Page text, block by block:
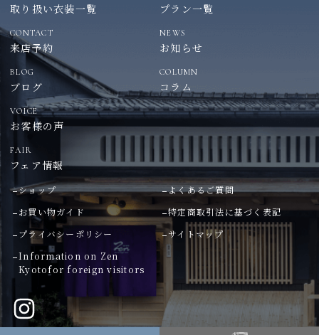
取り扱い衣装一覧 プラン一覧
CONTACT
来店予約
NEWS
お知らせ
BLOG
ブログ
COLUMN
コラム
VOICE
お客様の声
FAIR
フェア情報
ショップ
よくあるご質問
お買い物ガイド
特定商取引法に基づく表記
プライバシーポリシー
サイトマップ
Information on Zen
Kyotofor foreign visitors